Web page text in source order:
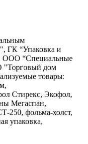
ГК “Упаковка и
ООО “Специальные
"Торговый дом
товары:
Стирекс, Экофол,
Мегаспан,
250, фольма-холст,
упаковка,